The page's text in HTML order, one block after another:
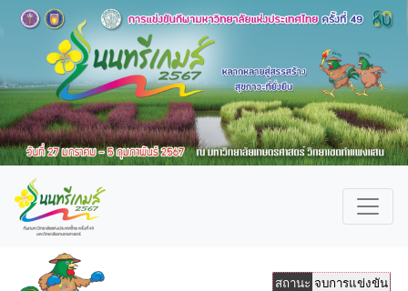
สถานะ จบการแข่งขัน